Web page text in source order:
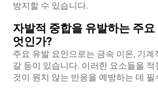
방지할 수 있습니다.
자발적 중합을 유발하는 주요
엇인가?
주요 유발 요인으로는 금속 이온, 기계
갈 등이 있습니다. 이러한 요소들을 적
것이 원치 않는 반응을 예방하는 데 필